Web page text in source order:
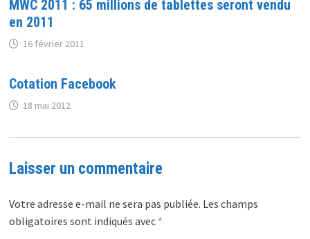
MWC 2011 : 65 millions de tablettes seront vendu
en 2011
16 février 2011
Cotation Facebook
18 mai 2012
Laisser un commentaire
Votre adresse e-mail ne sera pas publiée. Les champs
obligatoires sont indiqués avec *